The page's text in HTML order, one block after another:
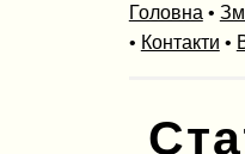
Головна •
• Контакти •